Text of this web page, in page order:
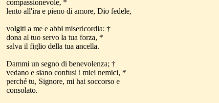
compassionevole, *
lento all'ira e pieno di amore, Dio fedele,
volgiti a me e abbi misericordia: †
dona al tuo servo la tua forza, *
salva il figlio della tua ancella.
Dammi un segno di benevolenza; †
vedano e siano confusi i miei nemici, *
perché tu, Signore, mi hai soccorso e
consolato.